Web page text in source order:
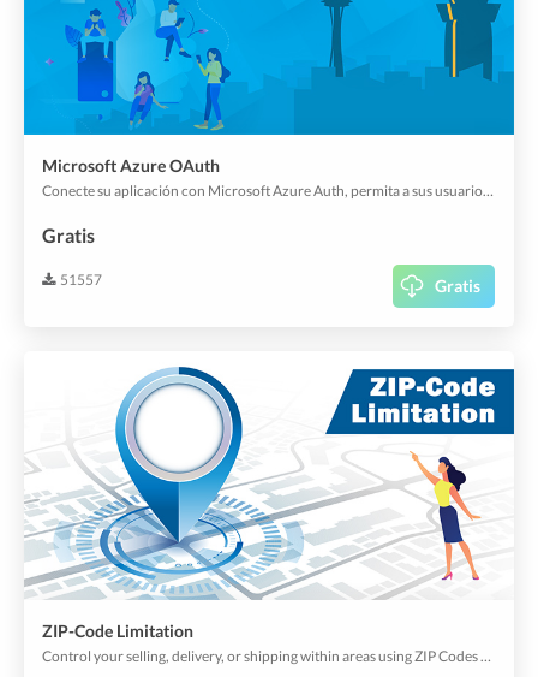
Microsoft Azure OAuth
Conecte su aplicación con Microsoft Azure Auth, permita a sus usuarios iniciar sesión en su aplicación con su cuenta existente.
Gratis
51557 Gratis
ZIP-Code Limitation
Control your selling, delivery, or shipping within areas using ZIP Codes and Postal Codes. Set it wholly or at an item-level.